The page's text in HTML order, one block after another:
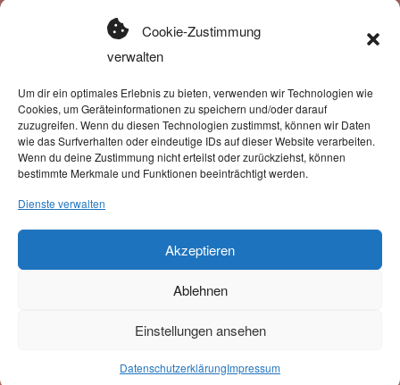
Cookie-Zustimmung
verwalten
Um dir ein optimales Erlebnis zu bieten, verwenden wir Technologien wie
Cookies, um Geräteinformationen zu speichern und/oder darauf
zuzugreifen. Wenn du diesen Technologien zustimmst, können wir Daten
wie das Surfverhalten oder eindeutige IDs auf dieser Website verarbeiten.
Wenn du deine Zustimmung nicht erteilst oder zurückziehst, können
bestimmte Merkmale und Funktionen beeinträchtigt werden.
Dienste verwalten
Akzeptieren
Ablehnen
Einstellungen ansehen
DatenschutzerklärungImpressum
Zahlung & Versand
Versand erfolgt mit unserem Partner:
Newsletter-Anmeldung
Verarbeitung der eingegebenen Daten durch diese Website einverstanden.